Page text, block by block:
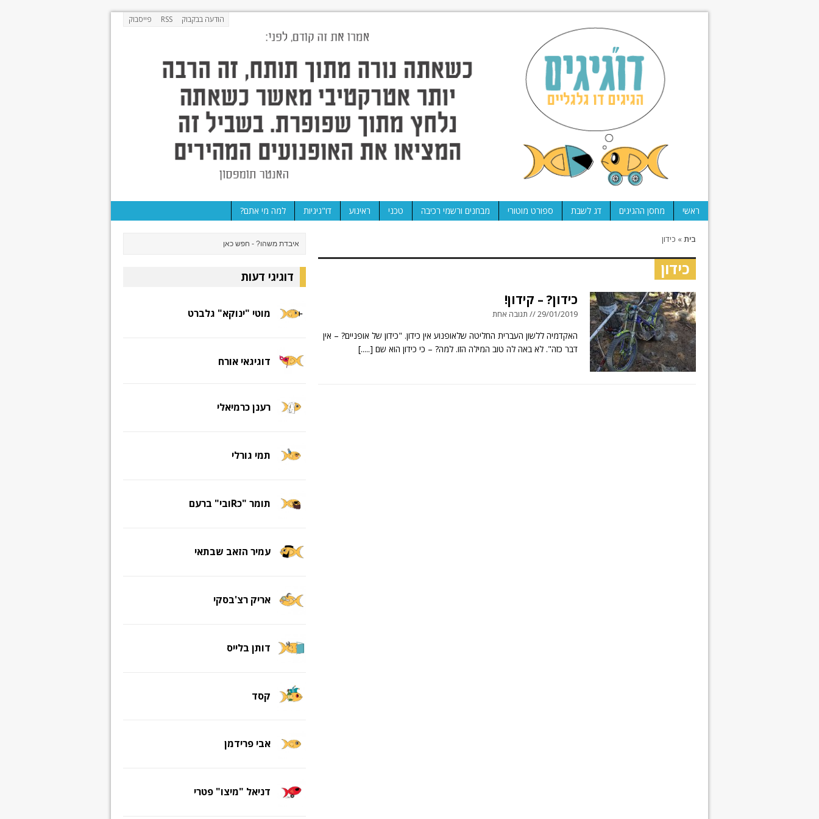
הודעה בבקבוק RSS פייסבוק
ראשי מחסן ההגיגים דג לשבת ספורט מוטורי מבחנים ורשמי רכיבה טכני ראינוע דו"גיגיות למה מי אתם?
בית» כידון
כידון
כידון? – קידון!
29/01/2019 // תגובה אחת
האקדמיה ללשון העברית החליטה שלאופנוע אין כידון. "כידון של אופניים? – אין
דבר כזה". לא באה לה טוב המילה הזו. למה? – כי כידון הוא שם [.....]
דוגיגי דעות
מוטי "ינוקא" גלברט
דוגיגאי אורח
רענן כרמיאלי
תמי גורלי
תומר "כRובי" ברעם
עמיר הזאב שבתאי
אריק רצ'בסקי
דותן בלייס
קסד
אבי פרידמן
דניאל "מיצו" פטרי